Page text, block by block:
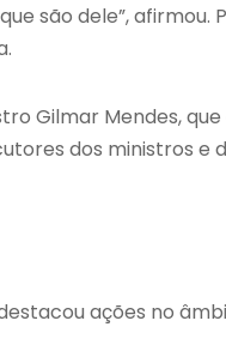
são dele”, afirmou.
Gilmar Mendes,
dos ministros e
ações no